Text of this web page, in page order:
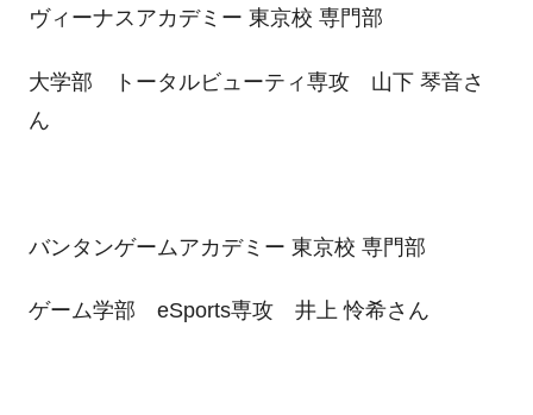
ヴィーナスアカデミー 東京校 専門部
大学部 トータルビューティ専攻 山下 琴音さ
ん
バンタンゲームアカデミー 東京校 専門部
ゲーム学部 eSports専攻 井上 怜希さん